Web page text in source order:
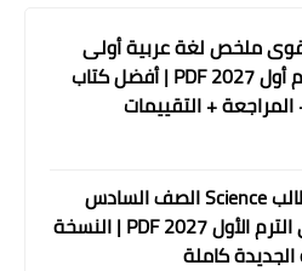
ملخص لغة عربية أولى
ثانوي ترم أول 2027 PDF | أفضل كتاب
+ التقييمات
كتاب الطالب Science الصف السادس
الابتدائي الترم الأول 2027 PDF | النسخة
كاملة